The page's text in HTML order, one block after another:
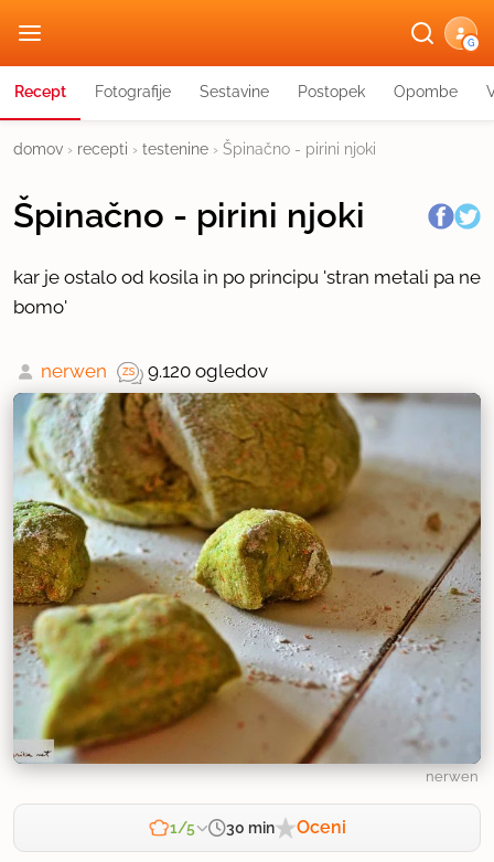
G
Recept Fotografije Sestavine Postopek Opombe
domov › recepti › testenine › Špinačno - pirini njoki
Špinačno - pirini njoki
kar je ostalo od kosila in po principu 'stran metali pa ne
bomo'
nerwen 9.120 ogledov
nerwen
1/5 30 min Oceni